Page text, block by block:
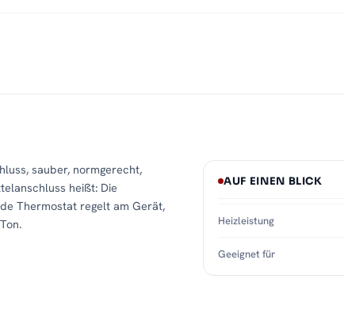
sauber, normgerecht,
heißt: Die
Thermostat regelt am Gerät,
AUF EINEN BLICK
Heizleistung
Geeignet für